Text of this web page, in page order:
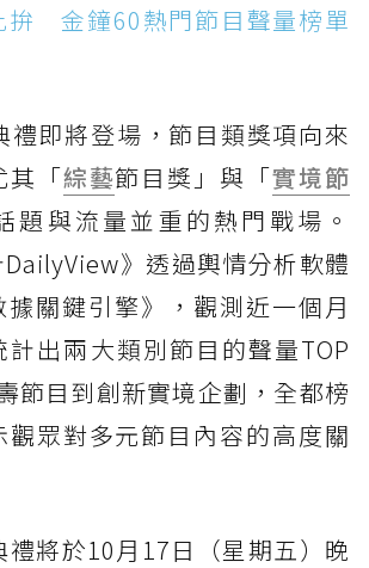
拚 金鐘60熱門節目聲量榜單
禮即將登場，節目類獎項向來
其「綜藝節目獎」與「實境節
題與流量並重的熱門戰場。
DailyView》透過輿情分析軟體
據關鍵引擎》，觀測近一個月
出兩大類別節目的聲量TOP
節目到創新實境企劃，全都榜
觀眾對多元節目內容的高度關
禮將於10月17日（星期五）晚